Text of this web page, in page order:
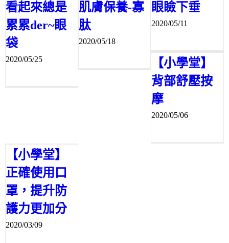
看起來總是
累累der~眼
袋
2020/05/25
肌膚保養-寡
肽
2020/05/18
眼瞼下垂
2020/05/11
【小學堂】
背部舒壓按
摩
2020/05/06
【小學堂】
正確使用口
罩，提升防
護力更加分
2020/03/09